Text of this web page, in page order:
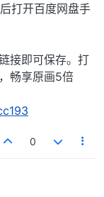
打开百度网盘手
接即可保存。打
畅享原画5倍
0